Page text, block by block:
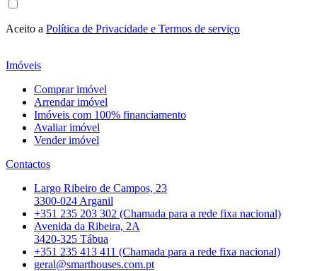
Aceito a Política de Privacidade e Termos de serviço
Imóveis
Comprar imóvel
Arrendar imóvel
Imóveis com 100% financiamento
Avaliar imóvel
Vender imóvel
Contactos
Largo Ribeiro de Campos, 23
3300-024 Arganil
+351 235 203 302 (Chamada para a rede fixa nacional)
Avenida da Ribeira, 2A
3420-325 Tábua
+351 235 413 411 (Chamada para a rede fixa nacional)
geral@smarthouses.com.pt